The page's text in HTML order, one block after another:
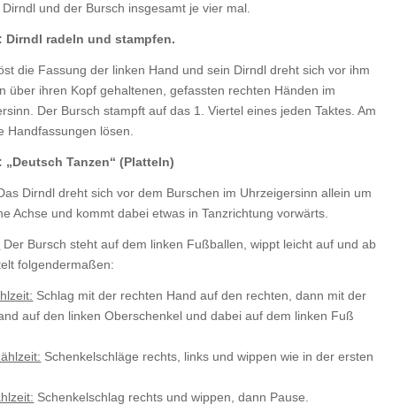
und der Bursch insgesamt je vier mal.
Dirndl radeln und stampfen.
die Fassung der linken Hand und sein Dirndl dreht sich vor ihm
über ihren Kopf gehaltenen, gefassten rechten Händen im
Der Bursch stampft auf das 1. Viertel eines jeden Taktes. Am
Handfassungen lösen.
„Deutsch Tanzen“ (Platteln)
Dirndl dreht sich vor dem Burschen im Uhrzeigersinn allein um
Achse und kommt dabei etwas in Tanzrichtung vorwärts.
Der Bursch steht auf dem linken Fußballen, wippt leicht auf und ab
folgendermaßen:
Schlag mit der rechten Hand auf den rechten, dann mit der
auf den linken Oberschenkel und dabei auf dem linken Fuß
Schenkelschläge rechts, links und wippen wie in der ersten
Schenkelschlag rechts und wippen, dann Pause.